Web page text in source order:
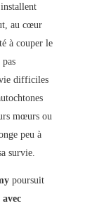
au cœur
à couper le
difficiles
mœurs ou
peu à
survie.
poursuit